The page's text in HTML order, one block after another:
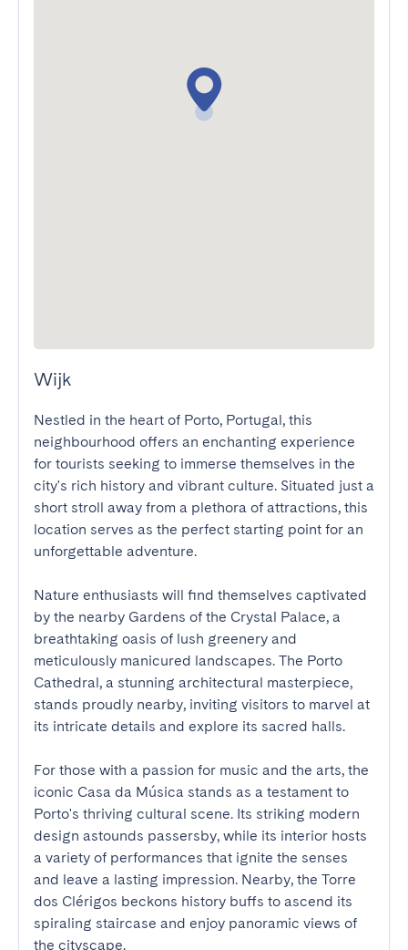
Wijk
Nestled in the heart of Porto, Portugal, this
neighbourhood offers an enchanting experience
for tourists seeking to immerse themselves in the
city's rich history and vibrant culture. Situated just a
short stroll away from a plethora of attractions, this
location serves as the perfect starting point for an
unforgettable adventure.
Nature enthusiasts will find themselves captivated
by the nearby Gardens of the Crystal Palace, a
breathtaking oasis of lush greenery and
meticulously manicured landscapes. The Porto
Cathedral, a stunning architectural masterpiece,
stands proudly nearby, inviting visitors to marvel at
its intricate details and explore its sacred halls.
For those with a passion for music and the arts, the
iconic Casa da Música stands as a testament to
Porto's thriving cultural scene. Its striking modern
design astounds passersby, while its interior hosts
a variety of performances that ignite the senses
and leave a lasting impression. Nearby, the Torre
dos Clérigos beckons history buffs to ascend its
spiraling staircase and enjoy panoramic views of
the cityscape.